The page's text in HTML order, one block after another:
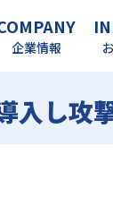
企業情報
し攻